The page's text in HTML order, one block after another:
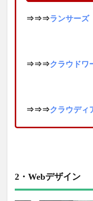
⇒⇒⇒ランサーズ
⇒⇒⇒クラウドワ
⇒⇒⇒クラウディ
2・Webデザイン